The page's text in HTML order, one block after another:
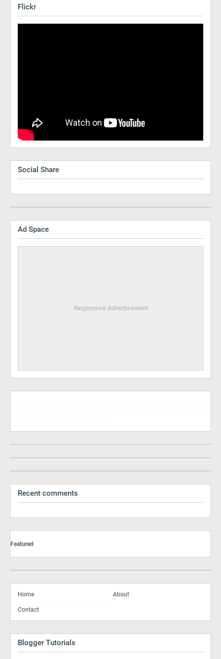
Flickr
Social Share
Ad Space
Responsive Advertisement
Recent comments
Featured
Home About
Contact
Blogger Tutorials